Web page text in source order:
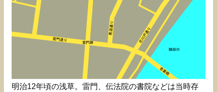
明治12年頃の浅草。雷門、伝法院の書院などは当時存